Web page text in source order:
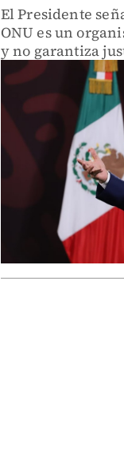
El Presidente
ONU es un
y no garantiza